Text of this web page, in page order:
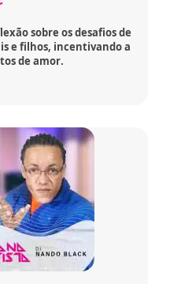
sobre os desafios de
e filhos, incentivando a
de amor.